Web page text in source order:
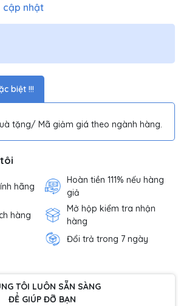
cập nhật
biệt !!!
tặng/ Mã giảm giá theo ngành hàng.
hãng
Hoàn tiền 111% nếu hàng
giả
hàng
Mở hộp kiểm tra nhận
hàng
Đổi trả trong 7 ngày
TÔI LUÔN SẴN SÀNG
ĐỂ GIÚP ĐỠ BẠN